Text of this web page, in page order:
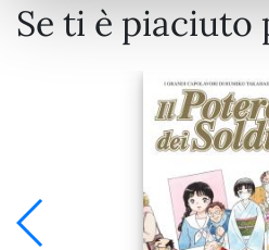
Se ti è piaciuto